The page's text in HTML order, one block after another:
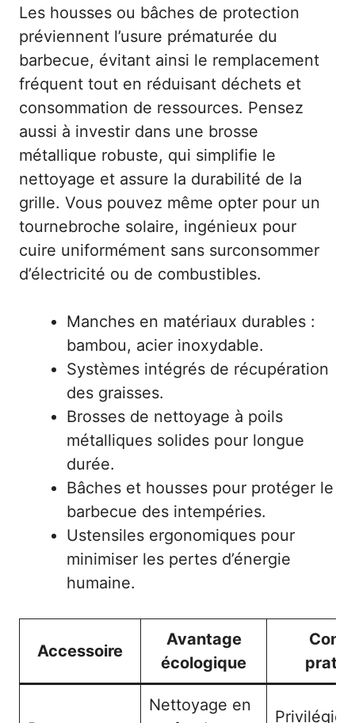
Les housses ou bâches de protection
préviennent l’usure prématurée du
barbecue, évitant ainsi le remplacement
fréquent tout en réduisant déchets et
consommation de ressources. Pensez
aussi à investir dans une brosse
métallique robuste, qui simplifie le
nettoyage et assure la durabilité de la
grille. Vous pouvez même opter pour un
tournebroche solaire, ingénieux pour
cuire uniformément sans surconsommer
d’électricité ou de combustibles.
Manches en matériaux durables :
bambou, acier inoxydable.
Systèmes intégrés de récupération
des graisses.
Brosses de nettoyage à poils
métalliques solides pour longue
durée.
Bâches et housses pour protéger le
barbecue des intempéries.
Ustensiles ergonomiques pour
minimiser les pertes d’énergie
humaine.
Accessoire
Avantage
écologique
Nettoyage en
Privilégier